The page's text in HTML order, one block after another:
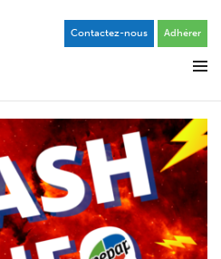
Contactez-nous Adhérer